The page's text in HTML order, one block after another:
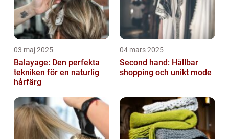
03 maj 2025
Balayage: Den perfekta
tekniken för en naturlig
hårfärg
04 mars 2025
Second hand: Hållbar
shopping och unikt mode